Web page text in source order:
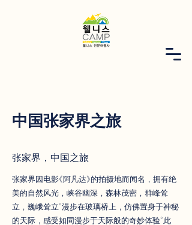
中国张家界之旅
张家界，中国之旅
张家界因电影《阿凡达》的拍摄地而闻名，拥有绝
美的自然风光，峡谷幽深，森林茂密，群峰耸
立，巍峨耸立。漫步在玻璃桥上，仿佛置身于神秘
的天际，感受如同漫步于天际般的奇妙体验。此